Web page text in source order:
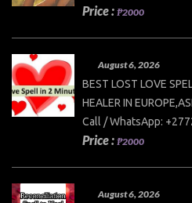
Price : ₱2000
August 6, 2026
BEST LOST LOVE
HEALER IN
Call / WhatsApp:
Price : ₱2000
August 6, 2026